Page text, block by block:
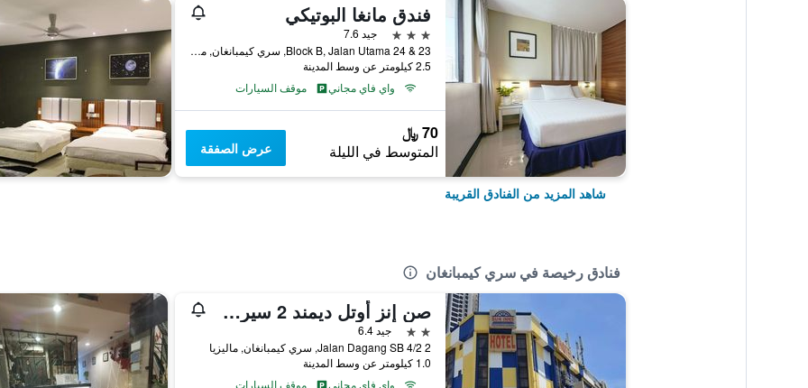
فندق مانغا البوتيكي
3 نجوم
جيد 7.6
23 & 24 Block B, Jalan Utama, سري كيمبانغان, ماليزيا
2.5 كيلومتر عن وسط المدينة
واي فاي مجاني
موقف السيارات
70 ﷼
المتوسط في الليلة عرض الصفقة
شاهد المزيد من الفنادق القريبة
فنادق رخيصة في سري كيمبانغان
صن إنز أوتل ديمند 2 سيري كمبانجان
2 نجمتين
جيد 6.4
2 Jalan Dagang SB 4/2, سري كيمبانغان, ماليزيا
1.0 كيلومتر عن وسط المدينة
واي فاي مجاني
موقف السيارات